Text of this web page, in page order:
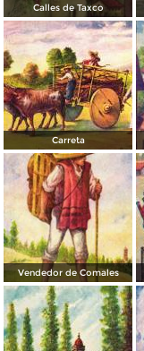
Calles de Taxco
Carreta
Vendedor de Comales